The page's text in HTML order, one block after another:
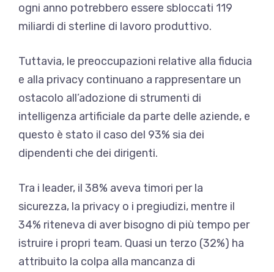
ogni anno potrebbero essere sbloccati 119
miliardi di sterline di lavoro produttivo.
Tuttavia, le preoccupazioni relative alla fiducia
e alla privacy continuano a rappresentare un
ostacolo all’adozione di strumenti di
intelligenza artificiale da parte delle aziende, e
questo è stato il caso del 93% sia dei
dipendenti che dei dirigenti.
Tra i leader, il 38% aveva timori per la
sicurezza, la privacy o i pregiudizi, mentre il
34% riteneva di aver bisogno di più tempo per
istruire i propri team. Quasi un terzo (32%) ha
attribuito la colpa alla mancanza di